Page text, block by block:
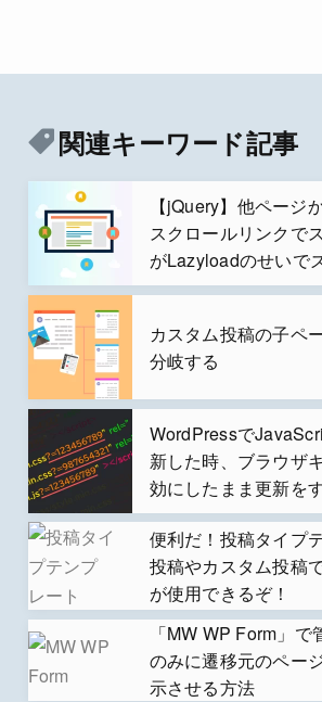
関連キーワード記事
【jQuery】他ページ
スクロールリンクで
がLazyloadのせいで
した方法
カスタム投稿の子ペ
分岐する
WordPressで
新した時、ブラウザ
効にしたまま更新を
る方法
便利だ！投稿タイプ
投稿やカスタム投稿
が使用できるぞ！
「MW WP Form」
のみに遷移元のペー
示させる方法